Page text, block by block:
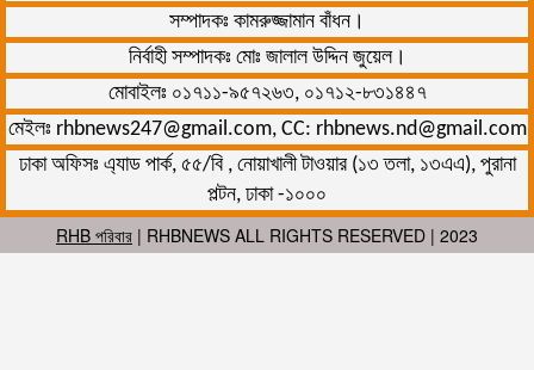
সম্পাদকঃ কামরুজ্জামান বাঁধন।
নির্বাহী সম্পাদকঃ মোঃ জালাল উদ্দিন জুয়েল।
মোবাইলঃ ০১৭১১-৯৫৭২৬৩, ০১৭১২-৮৩১৪৪৭
মেইলঃ rhbnews247@gmail.com, CC: rhbnews.nd@gmail.com
ঢাকা অফিসঃ এ্যাড পার্ক, ৫৫/বি , নোয়াখালী টাওয়ার (১৩ তলা, ১৩এএ), পুরানা
পল্টন, ঢাকা -১০০০
RHB পরিবার | RHBNEWS ALL RIGHTS RESERVED | 2023